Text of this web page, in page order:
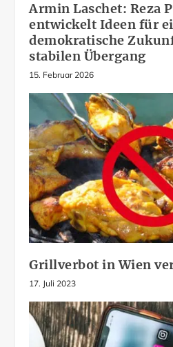
Armin Laschet: Reza
entwickelt Ideen für
demokratische
stabilen Übergang
15. Februar 2026
Grillverbot in Wien
17. Juli 2023